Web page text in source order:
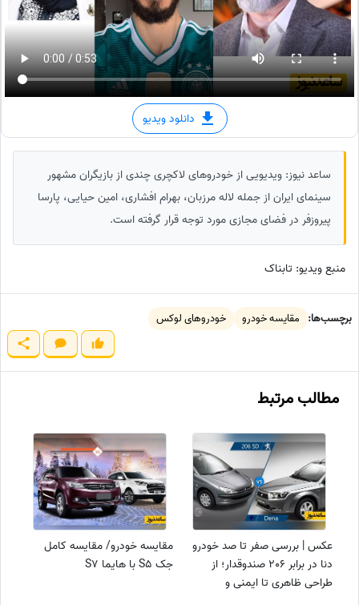
دانلود ویدیو
ساعد نیوز: ویدیویی از خودرو‌های لاکچری چندی از بازیگران مشهور
سینمای ایران از جمله لاله مرزبان، بهرام افشاری، امین حیایی، پارسا
پیروزفر در فضای مجازی مورد توجه قرار گرفته است.
منبع ویدیو: تابناک
برچسب‌ها: مقایسه خودرو خودروهای لوکس
مطالب مرتبط
عکس | بررسی صفر تا صد خودرو
دنا در برابر 206 صندوقدار؛ از
طراحی ظاهری تا ایمنی و
مقایسه خودرو/ مقایسه کامل
جک S5 با هایما S7